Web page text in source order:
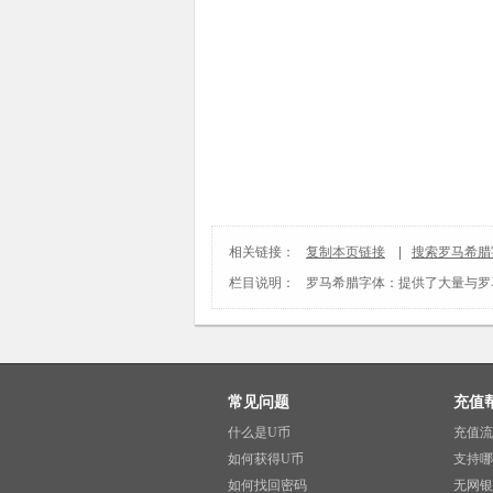
相关链接： 复制本页链接
搜索罗马希
栏目说明：
罗马希腊字体 ：提供了大量与
常见问题
什么是U币
如何获得U币
如何找回密码
充值
充值
支持
无网